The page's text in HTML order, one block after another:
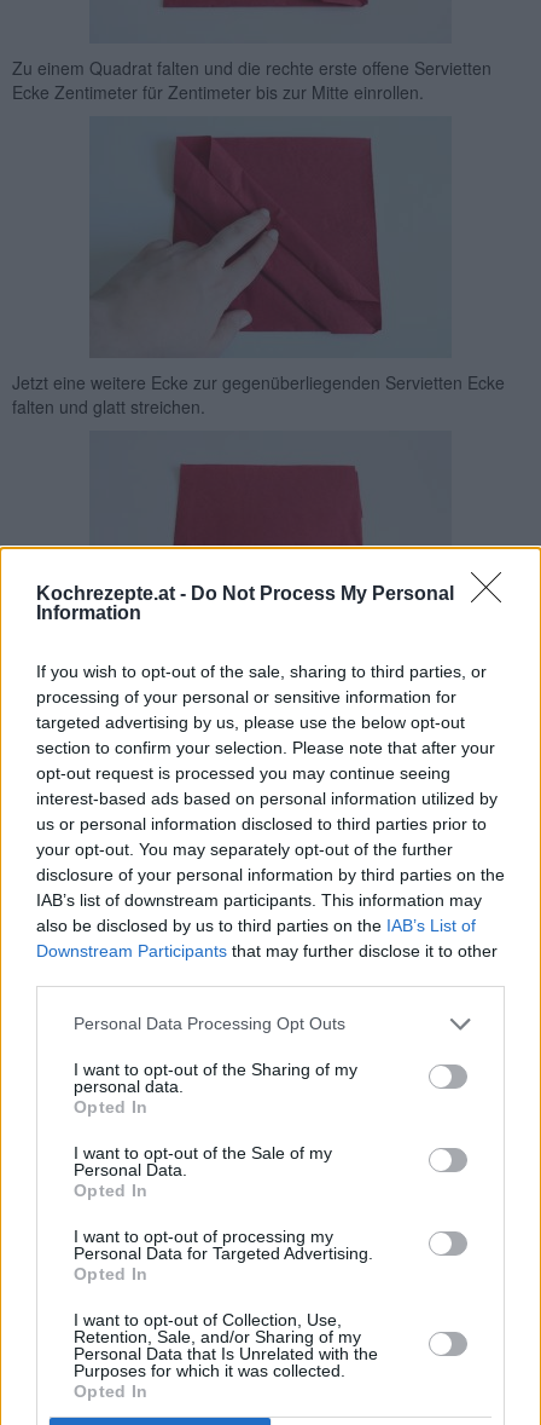
Kochrezepte.at - Do Not Process My Personal
Information
If you wish to opt-out of the sale, sharing to third parties, or
processing of your personal or sensitive information for
targeted advertising by us, please use the below opt-out
section to confirm your selection. Please note that after your
opt-out request is processed you may continue seeing
interest-based ads based on personal information utilized by
us or personal information disclosed to third parties prior to
your opt-out. You may separately opt-out of the further
disclosure of your personal information by third parties on the
IAB’s list of downstream participants. This information may
also be disclosed by us to third parties on the IAB’s List of
Downstream Participants that may further disclose it to other
Personal Data Processing Opt Outs
I want to opt-out of the Sharing of my
personal data.
Opted In
I want to opt-out of the Sale of my
Personal Data.
Opted In
I want to opt-out of processing my
Personal Data for Targeted Advertising.
Opted In
I want to opt-out of Collection, Use,
Retention, Sale, and/or Sharing of my
Personal Data that Is Unrelated with the
Purposes for which it was collected.
Opted In
Zu einem Quadrat falten und die rechte erste offene Servietten
Ecke Zentimeter für Zentimeter bis zur Mitte einrollen.
Jetzt eine weitere Ecke zur gegenüberliegenden Servietten Ecke
falten und glatt streichen.
Jetzt die Serviette vorsichtig wenden.
Nun ein Drittel der linken Seite Richtung Mitte klappen.
Jetzt die reche Seite auf gleiche Weise zur Mitte klappen und fest